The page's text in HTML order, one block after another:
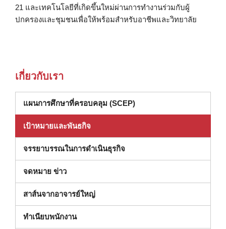
21 และเทคโนโลยีที่เกิดขึ้นใหม่ผ่านการทํางานร่วมกับผู้
ปกครองและชุมชนเพื่อให้พร้อมสําหรับอาชีพและวิทยาลัย
เกี่ยวกับเรา
แผนการศึกษาที่ครอบคลุม (SCEP)
เป้าหมายและพันธกิจ
จรรยาบรรณในการดําเนินธุรกิจ
จดหมาย ข่าว
สาส์นจากอาจารย์ใหญ่
ทําเนียบพนักงาน